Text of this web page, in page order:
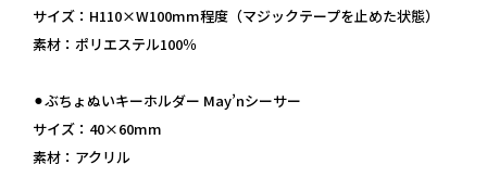
サイズ：H110×W100mm程度（マジックテープを止めた状態）
素材：ポリエステル100％
⚫︎ぶちょぬいキーホルダー May’nシーサー
サイズ：40×60mm
素材：アクリル